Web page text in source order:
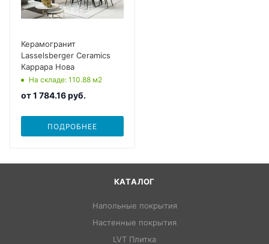
Керамогранит
Lasselsberger Ceramics
Каррара Нова
На складе: 110.88 м2
от1 784.16 руб.
ПОДРОБНЕЕ
КАТАЛОГ
Напольные покрытия
Настенные покрытия
LVT Плитка